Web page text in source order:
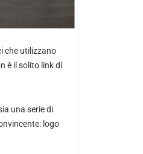
che utilizzano
è il solito link di
una serie di
logo